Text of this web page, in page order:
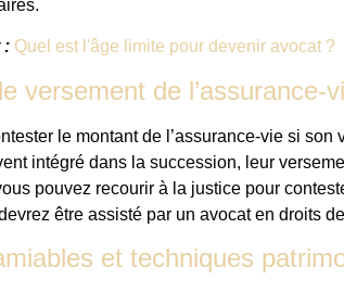
: Quel est l'âge limite pour devenir avocat ?
versement de l’assurance-
le montant de l’assurance-vie si
intégré dans la succession, leur
pouvez recourir à la justice pour
être assisté par un avocat en droits
et techniques